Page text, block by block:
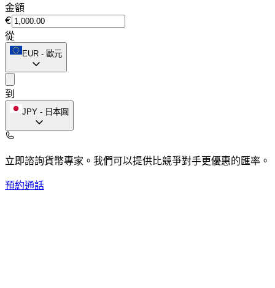
金額
€
從
EUR - 歐元
到
JPY - 日本圓
立即諮詢貨幣專家。 我們可以提供比競爭對手更優惠的匯率。
預約通話